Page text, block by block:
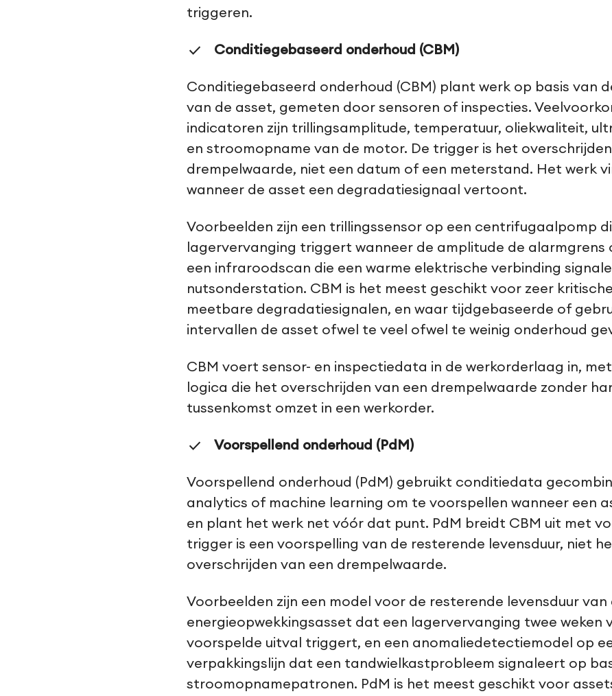
triggeren.
Conditiegebaseerd onderhoud (CBM)
Conditiegebaseerd onderhoud (CBM) plant werk op basis van
van de asset, gemeten door sensoren of inspecties.
indicatoren zijn trillingsamplitude, temperatuur, oliekwaliteit,
en stroomopname van de motor. De trigger is het
drempelwaarde, niet een datum of een meterstand. Het werk
wanneer de asset een degradatiesignaal vertoont.
Voorbeelden zijn een trillingssensor op een centrifugaalpomp
lagervervanging triggert wanneer de amplitude de alarmgrens
een infraroodscan die een warme elektrische verbinding
nutsonderstation. CBM is het meest geschikt voor zeer
meetbare degradatiesignalen, en waar tijdgebaseerde of
intervallen de asset ofwel te veel ofwel te weinig onderhoud
CBM voert sensor- en inspectiedata in de werkorderlaag in,
logica die het overschrijden van een drempelwaarde zonder
tussenkomst omzet in een werkorder.
Voorspellend onderhoud (PdM)
Voorspellend onderhoud (PdM) gebruikt conditiedata
analytics of machine learning om te voorspellen wanneer een
en plant het werk net vóór dat punt. PdM breidt CBM uit met
trigger is een voorspelling van de resterende levensduur, niet
overschrijden van een drempelwaarde.
Voorbeelden zijn een model voor de resterende levensduur van
energieopwekkingsasset dat een lagervervanging twee weken
voorspelde uitval triggert, en een anomaliedetectiemodel op
verpakkingslijn dat een tandwielkastprobleem signaleert op
stroomopnamepatronen. PdM is het meest geschikt voor